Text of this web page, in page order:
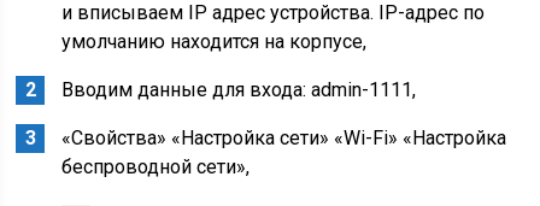
и вписываем IP адрес устройства. IP-адрес по
умолчанию находится на корпусе,
Вводим данные для входа: admin-1111,
«Свойства» «Настройка сети» «Wi-Fi» «Настройка
беспроводной сети»,